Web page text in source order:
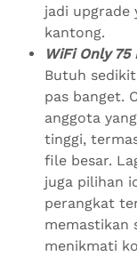
jadi upgrade
kantong.
WiFi Only 75
Butuh
pas banget.
anggota
tinggi,
file besar.
juga pilihan
perangkat
memastikan
menikmati